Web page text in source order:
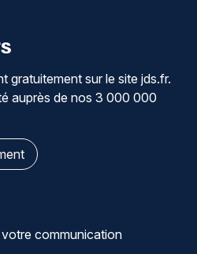
gratuitement sur le site jds.fr.
auprès de nos 3 000 000
communication